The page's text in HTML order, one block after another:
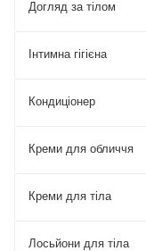
Догляд за тілом
Інтимна гігієна
Кондиціонер
Креми для обличчя
Креми для тіла
Лосьйони для тіла